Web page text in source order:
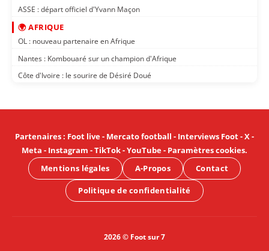
ASSE : départ officiel d'Yvann Maçon
🌍 AFRIQUE
OL : nouveau partenaire en Afrique
Nantes : Kombouaré sur un champion d'Afrique
Côte d'Ivoire : le sourire de Désiré Doué
Partenaires: Foot live- Mercato football - Interviews Foot-X-
Meta - Instagram -TikTok-YouTube- Paramètres cookies.
Mentions légales
A-Propos Contact
Politique de confidentialité
2026 © Foot sur 7